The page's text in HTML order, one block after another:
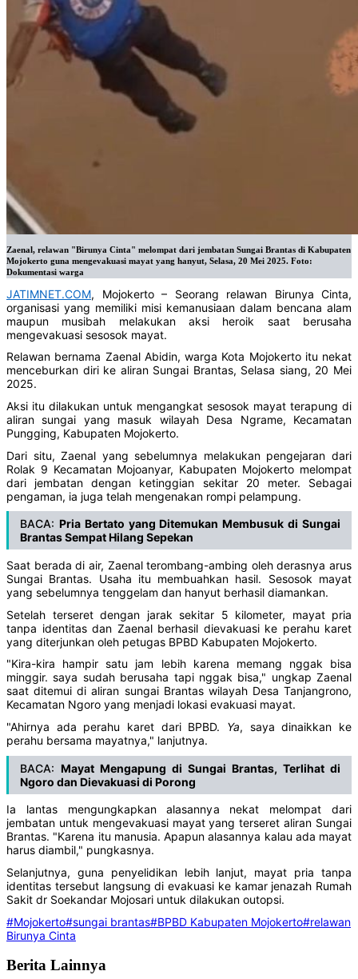
Zaenal, relawan "Birunya Cinta" melompat dari jembatan Sungai Brantas di Kabupaten
Mojokerto guna mengevakuasi mayat yang hanyut, Selasa, 20 Mei 2025. Foto:
Dokumentasi warga
JATIMNET.COM, Mojokerto – Seorang relawan Birunya Cinta,
organisasi yang memiliki misi kemanusiaan dalam bencana alam
maupun musibah melakukan aksi heroik saat berusaha
mengevakuasi sesosok mayat.
Relawan bernama Zaenal Abidin, warga Kota Mojokerto itu nekat
menceburkan diri ke aliran Sungai Brantas, Selasa siang, 20 Mei
2025.
Aksi itu dilakukan untuk mengangkat sesosok mayat terapung di
aliran sungai yang masuk wilayah Desa Ngrame, Kecamatan
Pungging, Kabupaten Mojokerto.
Dari situ, Zaenal yang sebelumnya melakukan pengejaran dari
Rolak 9 Kecamatan Mojoanyar, Kabupaten Mojokerto melompat
dari jembatan dengan ketinggian sekitar 20 meter. Sebagai
pengaman, ia juga telah mengenakan rompi pelampung.
BACA: Pria Bertato yang Ditemukan Membusuk di Sungai
Brantas Sempat Hilang Sepekan
Saat berada di air, Zaenal terombang-ambing oleh derasnya arus
Sungai Brantas. Usaha itu membuahkan hasil. Sesosok mayat
yang sebelumnya tenggelam dan hanyut berhasil diamankan.
Setelah terseret dengan jarak sekitar 5 kilometer, mayat pria
tanpa identitas dan Zaenal berhasil dievakuasi ke perahu karet
yang diterjunkan oleh petugas BPBD Kabupaten Mojokerto.
"Kira-kira hampir satu jam lebih karena memang nggak bisa
minggir. saya sudah berusaha tapi nggak bisa," ungkap Zaenal
saat ditemui di aliran sungai Brantas wilayah Desa Tanjangrono,
Kecamatan Ngoro yang menjadi lokasi evakuasi mayat.
"Ahirnya ada perahu karet dari BPBD. Ya, saya dinaikkan ke
perahu bersama mayatnya," lanjutnya.
BACA: Mayat Mengapung di Sungai Brantas, Terlihat di
Ngoro dan Dievakuasi di Porong
Ia lantas mengungkapkan alasannya nekat melompat dari
jembatan untuk mengevakuasi mayat yang terseret aliran Sungai
Brantas. "Karena itu manusia. Apapun alasannya kalau ada mayat
harus diambil," pungkasnya.
Selanjutnya, guna penyelidikan lebih lanjut, mayat pria tanpa
identitas tersebut langsung di evakuasi ke kamar jenazah Rumah
Sakit dr Soekandar Mojosari untuk dilakukan outopsi.
#Mojokerto#sungai brantas#BPBD Kabupaten Mojokerto#relawan
Birunya Cinta
Berita Lainnya